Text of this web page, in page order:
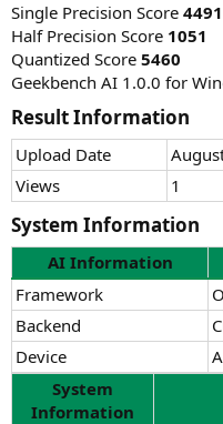
Single Precision Score 4491
Half Precision Score 1051
Quantized Score 5460
Geekbench AI 1.0.0 for
Result Information​
Upload Date
Views
1
System Information​
AI Information
Framework
Backend
Device
System
Information